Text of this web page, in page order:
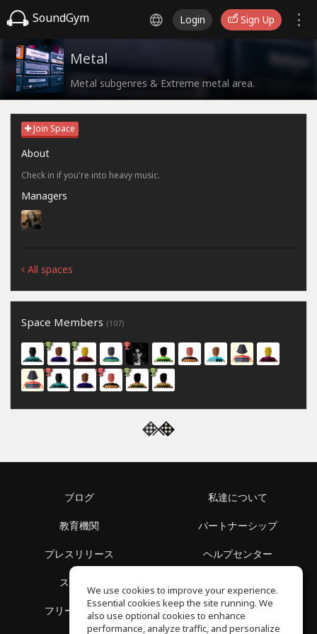
SoundGym Login Sign Up
Metal
Metal subgenres & Extreme metal area.
Join Space
About
Check in if you're into heavy music.
Managers
All spaces
Space Members (107)
ブログ
教育機関
プレスリリース
スペース
フリースクール
私達について
パートナーシップ
ヘルプセンター
プライバシーポリシー
We use cookies to improve your experience.
Essential cookies keep the site running. We
also use optional cookies to enhance
performance, analyze traffic, and personalize